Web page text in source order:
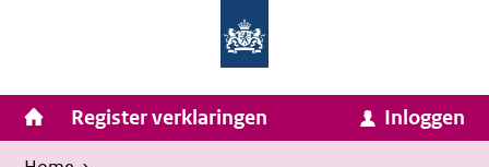
inhoud
van
Homepage
van
Invulassistent
Toegankelijkheidsverklaring
Toegankelijkheidsverklaring
Hoofdnavigatie
Register verklaringen Inloggen
U